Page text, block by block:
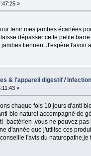
»
tenir mes jambes écartées
dépasser cette petite
tiennent J'espère t'avoir
& l'appareil digestif /
»
chaque fois 10 jours d'anti
bio naturel accompagné de
bactérien ,vous ne pouvez
d'année que j'utilise ces
l'avis du